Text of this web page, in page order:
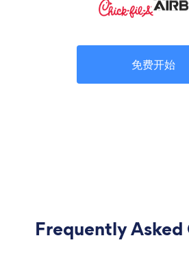
免费开始
Frequently